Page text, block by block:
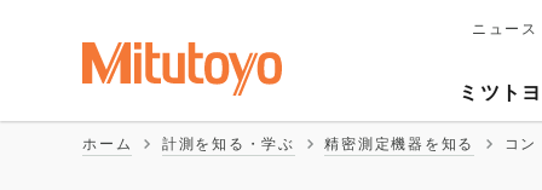
ミツト
メ
イ
ン
ビ
ゲ
ニュース
ホーム 計測を知る・学ぶ 精密測定機器を知る コ